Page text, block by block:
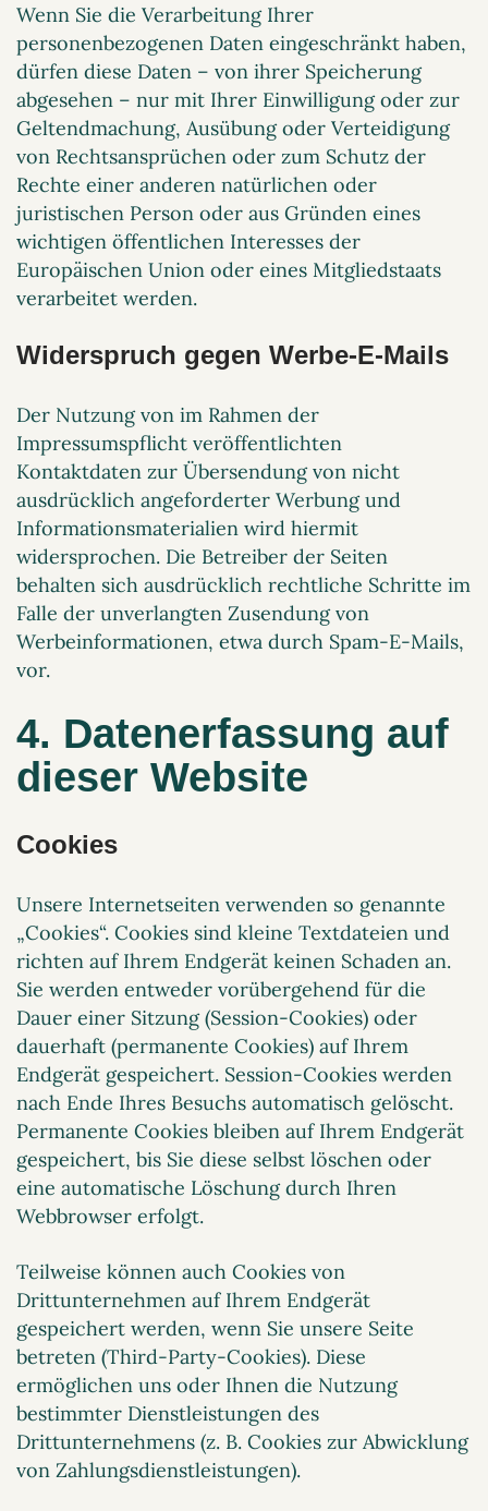
Wenn Sie die Verarbeitung Ihrer
personenbezogenen Daten eingeschränkt haben,
dürfen diese Daten – von ihrer Speicherung
abgesehen – nur mit Ihrer Einwilligung oder zur
Geltendmachung, Ausübung oder Verteidigung
von Rechtsansprüchen oder zum Schutz der
Rechte einer anderen natürlichen oder
juristischen Person oder aus Gründen eines
wichtigen öffentlichen Interesses der
Europäischen Union oder eines Mitgliedstaats
verarbeitet werden.
Widerspruch gegen Werbe-E-Mails
Der Nutzung von im Rahmen der
Impressumspflicht veröffentlichten
Kontaktdaten zur Übersendung von nicht
ausdrücklich angeforderter Werbung und
Informationsmaterialien wird hiermit
widersprochen. Die Betreiber der Seiten
behalten sich ausdrücklich rechtliche Schritte im
Falle der unverlangten Zusendung von
Werbeinformationen, etwa durch Spam-E-Mails,
vor.
4. Datenerfassung auf
dieser Website
Cookies
Unsere Internetseiten verwenden so genannte
„Cookies“. Cookies sind kleine Textdateien und
richten auf Ihrem Endgerät keinen Schaden an.
Sie werden entweder vorübergehend für die
Dauer einer Sitzung (Session-Cookies) oder
dauerhaft (permanente Cookies) auf Ihrem
Endgerät gespeichert. Session-Cookies werden
nach Ende Ihres Besuchs automatisch gelöscht.
Permanente Cookies bleiben auf Ihrem Endgerät
gespeichert, bis Sie diese selbst löschen oder
eine automatische Löschung durch Ihren
Webbrowser erfolgt.
Teilweise können auch Cookies von
Drittunternehmen auf Ihrem Endgerät
gespeichert werden, wenn Sie unsere Seite
betreten (Third-Party-Cookies). Diese
ermöglichen uns oder Ihnen die Nutzung
bestimmter Dienstleistungen des
Drittunternehmens (z. B. Cookies zur Abwicklung
von Zahlungsdienstleistungen).